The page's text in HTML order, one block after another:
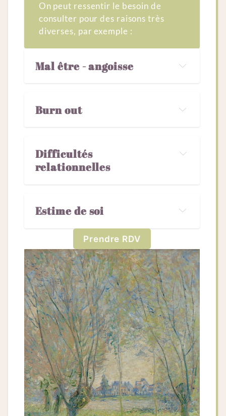
On peut ressentir le besoin de
consulter pour des raisons très
diverses, par exemple :
Mal être - angoisse
Burn out
Difficultés
relationnelles
Estime de soi
Prendre RDV